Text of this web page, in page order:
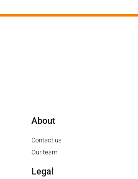
About
Contact us
Our team
Legal